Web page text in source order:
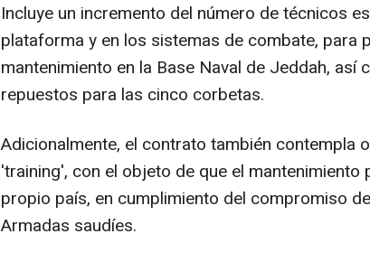
Incluye un incremento del número de técnicos
plataforma y en los sistemas de combate, para
mantenimiento en la Base Naval de Jeddah, así
repuestos para las cinco corbetas.
Adicionalmente, el contrato también contempla
'training', con el objeto de que el mantenimiento
propio país, en cumplimiento del compromiso
Armadas saudíes.